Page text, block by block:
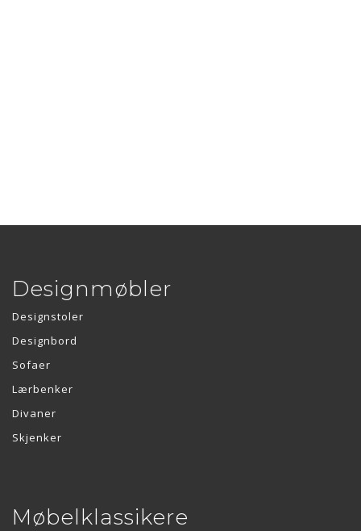
Designmøbler
Designstoler
Designbord
Sofaer
Lærbenker
Divaner
Skjenker
Møbelklassikere